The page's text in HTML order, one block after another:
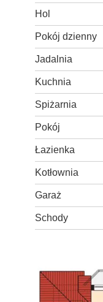
Hol
Pokój dzienny
Jadalnia
Kuchnia
Spiżarnia
Pokój
Łazienka
Kotłownia
Garaż
Schody